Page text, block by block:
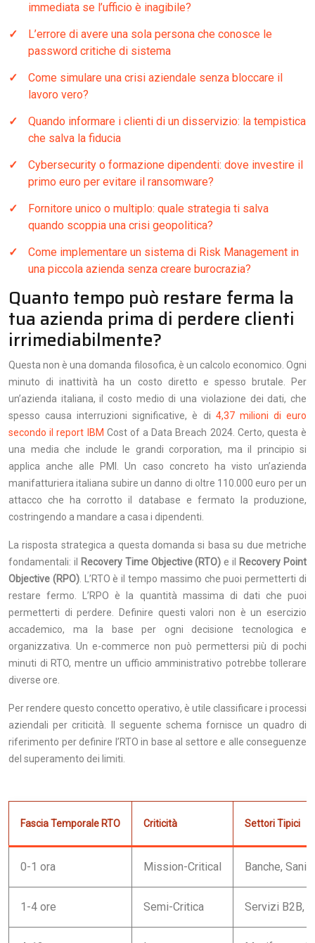
immediata se l’ufficio è inagibile?
L’errore di avere una sola persona che conosce le
password critiche di sistema
Come simulare una crisi aziendale senza bloccare il
lavoro vero?
Quando informare i clienti di un disservizio: la tempistica
che salva la fiducia
Cybersecurity o formazione dipendenti: dove investire il
primo euro per evitare il ransomware?
Fornitore unico o multiplo: quale strategia ti salva
quando scoppia una crisi geopolitica?
Come implementare un sistema di Risk Management in
una piccola azienda senza creare burocrazia?
Quanto tempo può restare ferma la
tua azienda prima di perdere clienti
irrimediabilmente?
Questa non è una domanda filosofica, è un calcolo economico. Ogni
minuto di inattività ha un costo diretto e spesso brutale. Per
un’azienda italiana, il costo medio di una violazione dei dati, che
spesso causa interruzioni significative, è di 4,37 milioni di euro
secondo il report IBM Cost of a Data Breach 2024. Certo, questa è
una media che include le grandi corporation, ma il principio si
applica anche alle PMI. Un caso concreto ha visto un’azienda
manifatturiera italiana subire un danno di oltre 110.000 euro per un
attacco che ha corrotto il database e fermato la produzione,
costringendo a mandare a casa i dipendenti.
La risposta strategica a questa domanda si basa su due metriche
fondamentali: il
Recovery Time Objective (RTO) e il
Recovery Point
Objective (RPO). L’RTO è il tempo massimo che puoi permetterti di
restare fermo. L’RPO è la quantità massima di dati che puoi
permetterti di perdere. Definire questi valori non è un esercizio
accademico, ma la base per ogni decisione tecnologica e
organizzativa. Un e-commerce non può permettersi più di pochi
minuti di RTO, mentre un ufficio amministrativo potrebbe tollerare
diverse ore.
Per rendere questo concetto operativo, è utile classificare i processi
aziendali per criticità. Il seguente schema fornisce un quadro di
riferimento per definire l’RTO in base al settore e alle conseguenze
del superamento dei limiti.
Fascia Temporale RTO Criticità Settori Tipici
0-1 ora Mission-Critical Banche,
1-4 ore Semi-Critica Servizi B2B,